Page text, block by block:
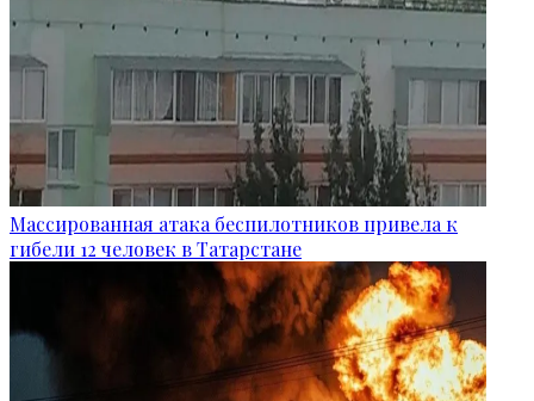
Массированная атака беспилотников привела к
гибели 12 человек в Татарстане